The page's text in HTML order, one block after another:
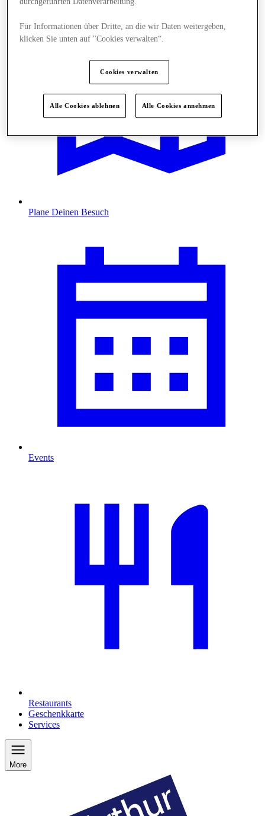
Plane Deinen Besuch
Events
Restaurants
Geschenkkarte
Services
More
Für Informationen über Dritte, an die wir Daten weitergeben,
klicken Sie unten auf "Cookies verwalten“.
Cookies verwalten
Alle Cookies ablehnen Alle Cookies annehmen